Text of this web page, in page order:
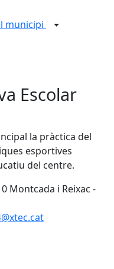
municipi
Escolar
la pràctica del
esportives
del centre.
Montcada i Reixac -